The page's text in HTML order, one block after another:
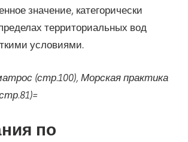
значение, категорически
территориальных вод
условиями.
(стр.100), Морская практика
по